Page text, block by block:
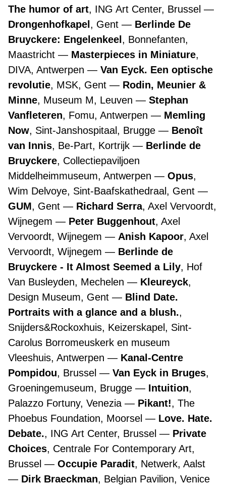
The humor of art, ING Art Center, Brussel
Drongenhofkapel , Gent
Berlinde De
Bruyckere: Engelenkeel , Bonnefanten,
Maastricht
Masterpieces in Miniature,
DIVA, Antwerpen
Van Eyck. Een optische
revolutie, MSK, Gent
Rodin, Meunier &
Minne, Museum M, Leuven
Stephan
Vanfleteren, Fomu, Antwerpen
Memling
Now, Sint-Janshospitaal, Brugge
Benoît
van Innis, Be-Part, Kortrijk
Berlinde de
Bruyckere, Collectiepaviljoen
Middelheimmuseum, Antwerpen
Opus,
Wim Delvoye, Sint-Baafskathedraal, Gent
GUM, Gent Richard Serra, Axel Vervoordt,
Wijnegem
Peter Buggenhout, Axel
Vervoordt, Wijnegem
Anish Kapoor, Axel
Vervoordt, Wijnegem
Berlinde de
Bruyckere - It Almost Seemed a Lily, Hof
Van Busleyden, Mechelen
Kleureyck,
Design Museum, Gent
Blind Date.
Portraits with a glance and a blush.,
Snijders&Rockoxhuis, Keizerskapel, Sint-
Carolus Borromeuskerk en museum
Vleeshuis, Antwerpen
Kanal-Centre
Pompidou, Brussel Van Eyck in Bruges,
Groeningemuseum, Brugge
Intuition,
Palazzo Fortuny, Venezia
Pikant!, The
Phoebus Foundation, Moorsel
Love. Hate.
Debate., ING Art Center, Brussel
Private
Choices, Centrale For Contemporary Art,
Brussel
Occupie Paradit, Netwerk, Aalst
Dirk Braeckman, Belgian Pavilion, Venice